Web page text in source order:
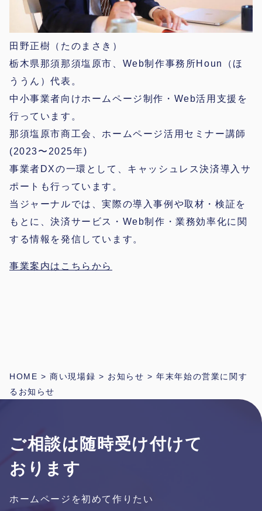
田野正樹（たのまさき）
栃木県那須那須塩原市、Web制作事務所Houn（ほ
ううん）代表。
中小事業者向けホームページ制作・Web活用支援を
行っています。
那須塩原市商工会、ホームページ活用セミナー講師
(2023〜2025年)
事業者DXの一環として、キャッシュレス決済導入サ
ポートも行っています。
当ジャーナルでは、実際の導入事例や取材・検証を
もとに、決済サービス・Web制作・業務効率化に関
する情報を発信しています。
事業案内はこちらから
HOME >商い現場録 > お知らせ >年末年始の営業に関す
るお知らせ
ご相談は随時受け付けて
おります
ホームページを初めて作りたい